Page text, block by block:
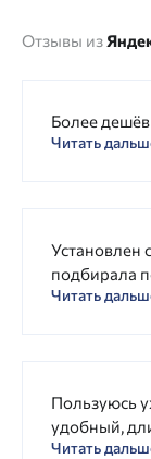
Отзывы из
Более
Читать
Установлен
подбирала
Читать
Пользуюсь
удобный,
Читать